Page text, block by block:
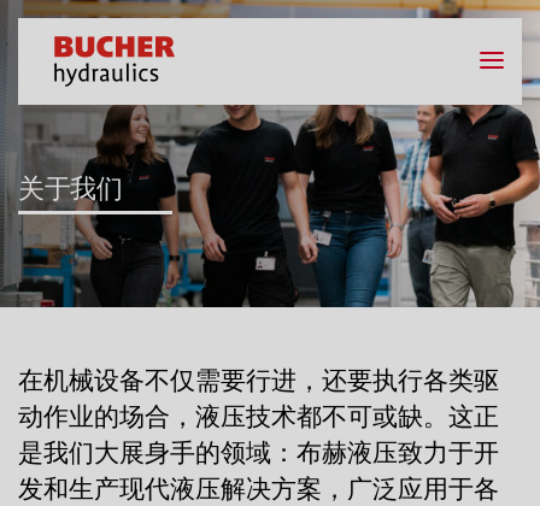
关于我们
在机械设备不仅需要行进，还要执行各类驱
动作业的场合，液压技术都不可或缺。这正
是我们大展身手的领域：布赫液压致力于开
发和生产现代液压解决方案，广泛应用于各